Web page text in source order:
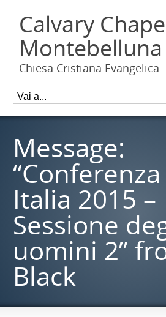
Calvary
Montebelluna
Chiesa Cristiana Evangelica
Message:
“Conferenza
Italia 2015 –
Sessione
uomini 2”
Black